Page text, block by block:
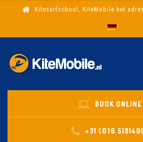
Kitesurfschool, KiteMobile het
BOOK ONLINE
+31 (0)6